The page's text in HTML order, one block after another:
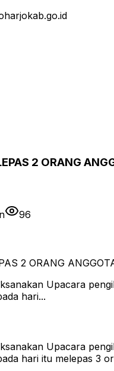
2 ORANG
96
Upacara
hari...
Upacara
hari itu melepas 3